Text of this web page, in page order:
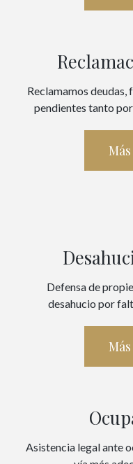
Reclamamos
pendientes tanto
Defensa de
desahucio por
Asistencia legal ante